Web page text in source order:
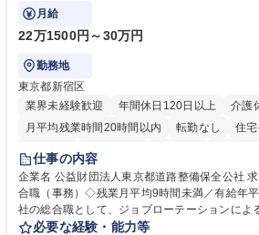
ております！ ※下記業務詳細
月給
22万1500円～30万円
勤務地
東京都新宿区
業界未経験歓迎
年間休日120日以上
介護
月平均残業時間20時間以内
転勤なし 住宅
研修あり
退職金あり
駅近5分以内
資格取得手当あり 食事補助
仕事の内容
企業名 公益財団法人東京都道路整備保全公社 求人名 【都庁グループ】総
合職（事務）◇残業月平均9時間未満／有給年平均16日取
社の総合職として、ジョブローテーションによ
等のフロント部門の部署等幅広い部署での業務
必要な経験・能力等